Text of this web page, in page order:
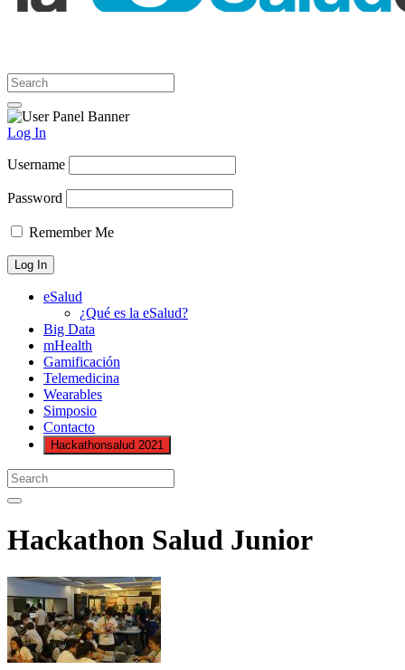
Log In
Username
Password
Remember Me
eSalud
¿Qué es la eSalud?
Big Data
mHealth
Gamificación
Telemedicina
Wearables
Simposio
Contacto
Hackathonsalud 2021
Hackathon Salud Junior